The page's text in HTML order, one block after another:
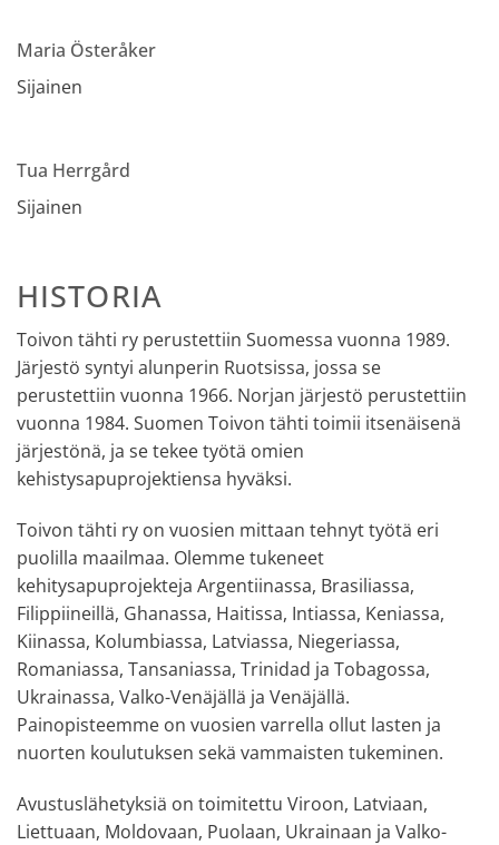
Maria Österåker
Sijainen
Tua Herrgård
Sijainen
HISTORIA
Toivon tähti ry perustettiin Suomessa vuonna 1989.
Järjestö syntyi alunperin Ruotsissa, jossa se
perustettiin vuonna 1966. Norjan järjestö perustettiin
vuonna 1984. Suomen Toivon tähti toimii itsenäisenä
järjestönä, ja se tekee työtä omien
kehistysapuprojektiensa hyväksi.
Toivon tähti ry on vuosien mittaan tehnyt työtä eri
puolilla maailmaa. Olemme tukeneet
kehitysapuprojekteja Argentiinassa, Brasiliassa,
Filippiineillä, Ghanassa, Haitissa, Intiassa, Keniassa,
Kiinassa, Kolumbiassa, Latviassa, Niegeriassa,
Romaniassa, Tansaniassa, Trinidad ja Tobagossa,
Ukrainassa, Valko-Venäjällä ja Venäjällä.
Painopisteemme on vuosien varrella ollut lasten ja
nuorten koulutuksen sekä vammaisten tukeminen.
Avustuslähetyksiä on toimitettu Viroon, Latviaan,
Liettuaan, Moldovaan, Puolaan, Ukrainaan ja Valko-